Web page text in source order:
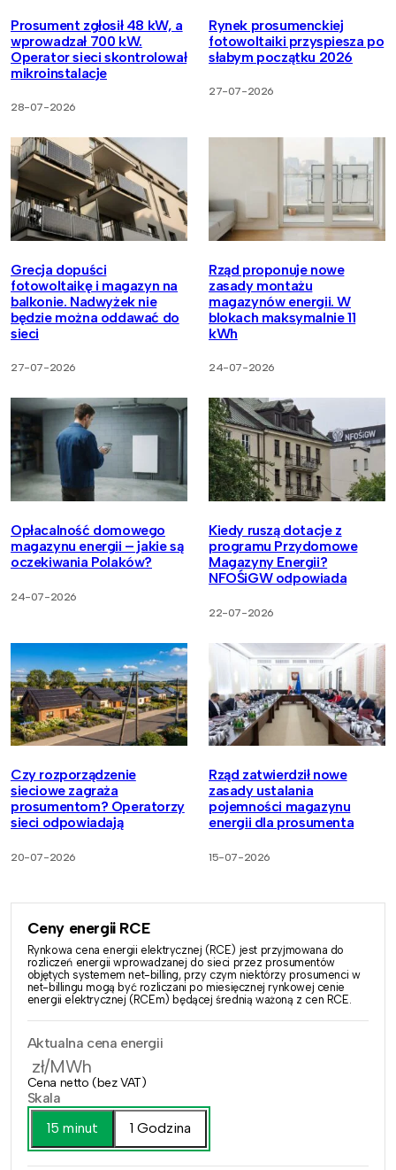
Prosument zgłosił 48 kW, a
wprowadzał 700 kW.
Operator sieci skontrolował
mikroinstalacje
28-07-2026
Rynek prosumenckiej
fotowoltaiki przyspiesza po
słabym początku 2026
27-07-2026
Grecja dopuści
fotowoltaikę i magazyn na
balkonie. Nadwyżek nie
będzie można oddawać do
sieci
27-07-2026
Rząd proponuje nowe
zasady montażu
magazynów energii. W
blokach maksymalnie 11
kWh
24-07-2026
Opłacalność domowego
magazynu energii – jakie są
oczekiwania Polaków?
24-07-2026
Kiedy ruszą dotacje z
programu Przydomowe
Magazyny Energii?
NFOŚiGW odpowiada
22-07-2026
Czy rozporządzenie
sieciowe zagraża
prosumentom? Operatorzy
sieci odpowiadają
20-07-2026
Rząd zatwierdził nowe
zasady ustalania
pojemności magazynu
energii dla prosumenta
15-07-2026
Ceny energii RCE
Rynkowa cena energii elektrycznej (RCE) jest przyjmowana do
rozliczeń energii wprowadzanej do sieci przez prosumentów
objętych systemem net-billing, przy czym niektórzy prosumenci w
net-billingu mogą być rozliczani po miesięcznej rynkowej cenie
energii elektrycznej (RCEm) będącej średnią ważoną z cen RCE.
Aktualna cena energii
zł/MWh
Cena netto (bez VAT)
Skala
15 minut
1 Godzina